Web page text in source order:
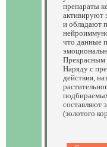
препараты
активируют
и обладают
что данные
Прекрасным
Наряду с
действия,
составляют
(золотого